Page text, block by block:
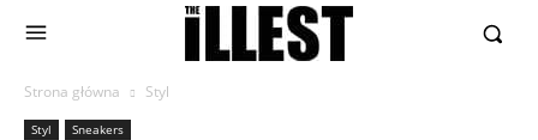
Strona główna Styl
Styl Sneakers